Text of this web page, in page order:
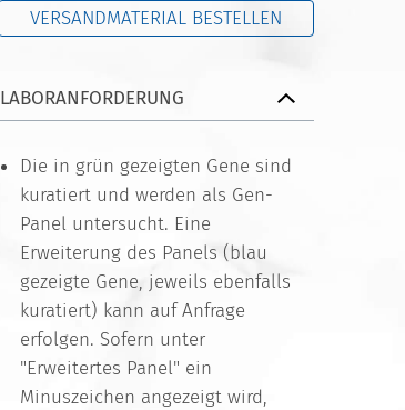
VERSANDMATERIAL BESTELLEN
LABORANFORDERUNG
Die in grün gezeigten Gene sind
kuratiert und werden als Gen-
Panel untersucht. Eine
Erweiterung des Panels (blau
gezeigte Gene, jeweils ebenfalls
kuratiert) kann auf Anfrage
erfolgen. Sofern unter
"Erweitertes Panel" ein
Minuszeichen angezeigt wird,